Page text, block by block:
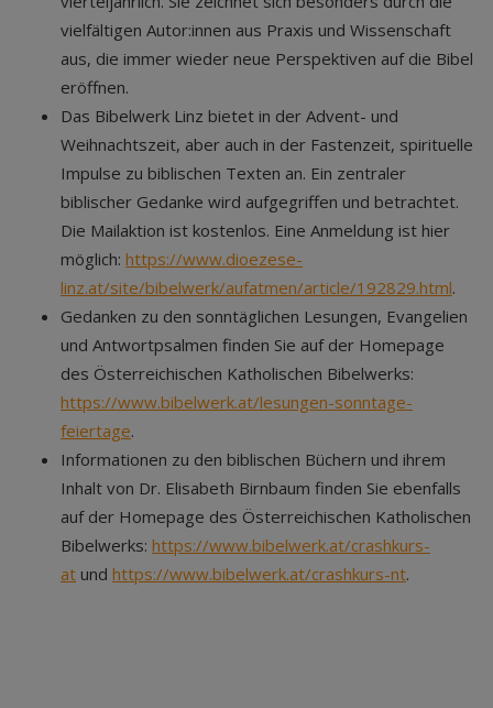
vielfältigen Autor:innen aus Praxis und Wissenschaft
aus, die immer wieder neue Perspektiven auf die Bibel
eröffnen.
Das Bibelwerk Linz bietet in der Advent- und
Weihnachtszeit, aber auch in der Fastenzeit, spirituelle
Impulse zu biblischen Texten an. Ein zentraler
biblischer Gedanke wird aufgegriffen und betrachtet.
Die Mailaktion ist kostenlos. Eine Anmeldung ist hier
möglich: https://www.dioezese-
linz.at/site/bibelwerk/aufatmen/article/192829.html.
Gedanken zu den sonntäglichen Lesungen, Evangelien
und Antwortpsalmen finden Sie auf der Homepage
des Österreichischen Katholischen Bibelwerks:
https://www.bibelwerk.at/lesungen-sonntage-
feiertage.
Informationen zu den biblischen Büchern und ihrem
Inhalt von Dr. Elisabeth Birnbaum finden Sie ebenfalls
auf der Homepage des Österreichischen Katholischen
Bibelwerks: https://www.bibelwerk.at/crashkurs-
at und https://www.bibelwerk.at/crashkurs-nt.